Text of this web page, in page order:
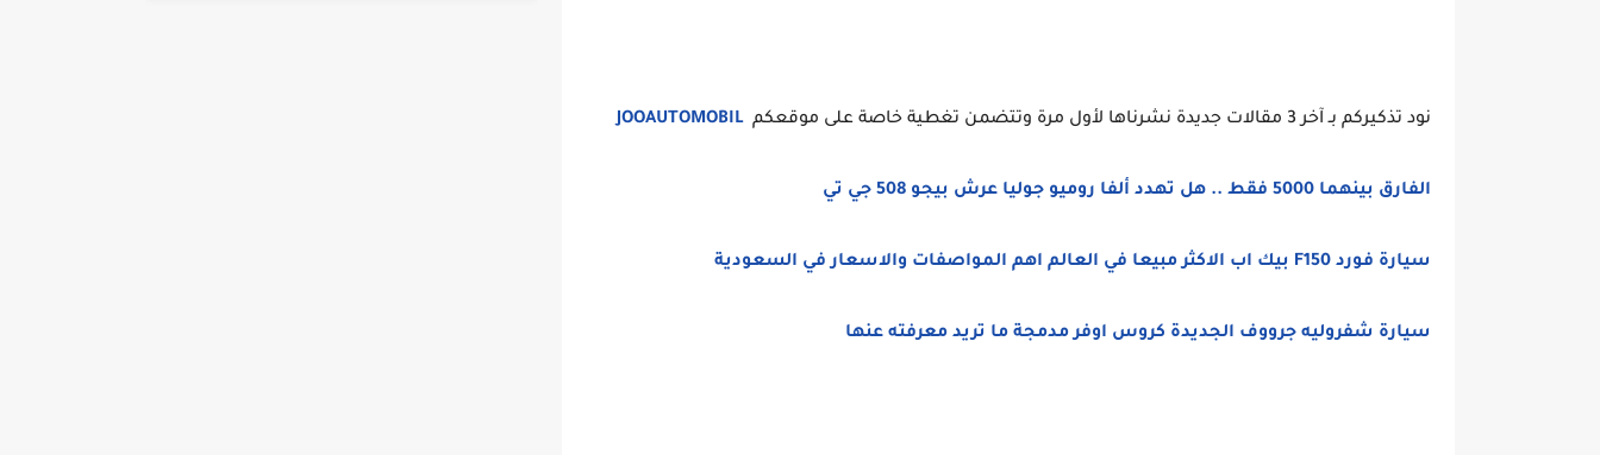
نود تذكيركم بـ آخر 3 مقالات جديدة نشرناها لأول مرة وتتضمن تغطية خاصة على موقعكم JOOAUTOMOBIL
الفارق بينهما 5000 فقط .. هل تهدد ألفا روميو جوليا عرش بيجو 508 جي تي
سيارة فورد F150 بيك اب الاكثر مبيعا في العالم اهم المواصفات والاسعار في السعودية
سيارة شفروليه جرووف الجديدة كروس اوفر مدمجة ما تريد معرفته عنها